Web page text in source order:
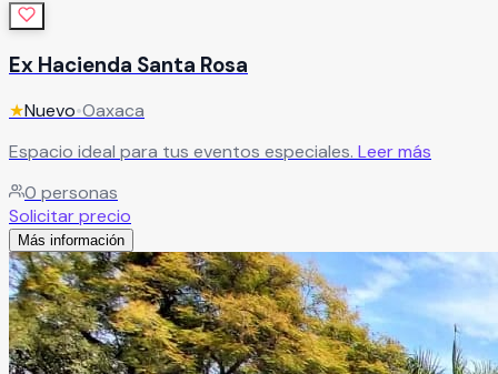
Ex Hacienda Santa Rosa
★Nuevo•Oaxaca
Espacio ideal para tus eventos especiales. Leer más
0 personas
Solicitar precio
Más información